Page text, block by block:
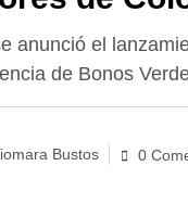
verdes
anunció el
de Bonos
Bustos 0